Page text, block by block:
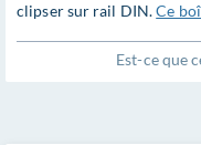
clipser sur rail DIN.Ce
Est-ce que